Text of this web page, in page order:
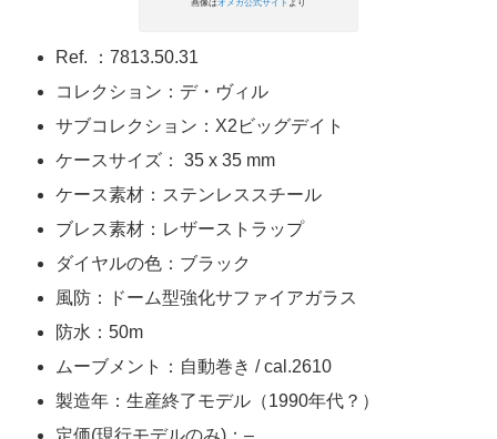
画像はオメガ公式サイト より
Ref. ：7813.50.31
コレクション：デ・ヴィル
サブコレクション：X2ビッグデイト
ケースサイズ： 35 x 35 mm
ケース素材：ステンレススチール
ブレス素材：レザーストラップ
ダイヤルの色：ブラック
風防：ドーム型強化サファイアガラス
防水：50m
ムーブメント：自動巻き / cal.2610
製造年：生産終了モデル（1990年代？）